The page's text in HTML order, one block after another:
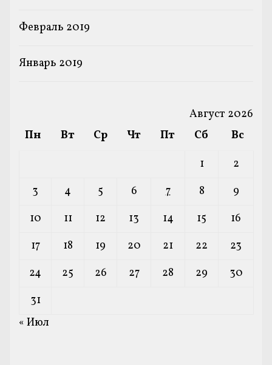
Февраль 2019
Январь 2019
Август 2026
Пн
Вт Ср Чт Пт Сб
Вс
1
2
3
4 5 6 7 8
9
10
11 12 13 14 15
16
17
18 19 20 21 22
23
24
25 26 27 28 29
30
31
« Июл